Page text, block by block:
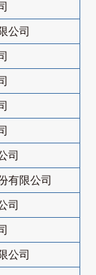
公司
司
有限公司
司
公司